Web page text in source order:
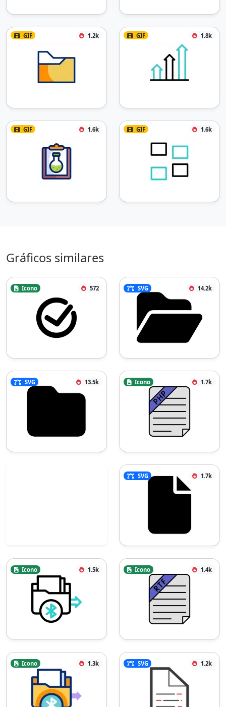
GIF 1.2k GIF 1.8k
GIF 1.6k GIF 1.6k
Gráficos similares
Icono 572 SVG 14.2k
SVG 13.5k Icono 1.7k
SVG 1.7k
Icono 1.5k Icono 1.4k
Icono 1.3k SVG 1.2k